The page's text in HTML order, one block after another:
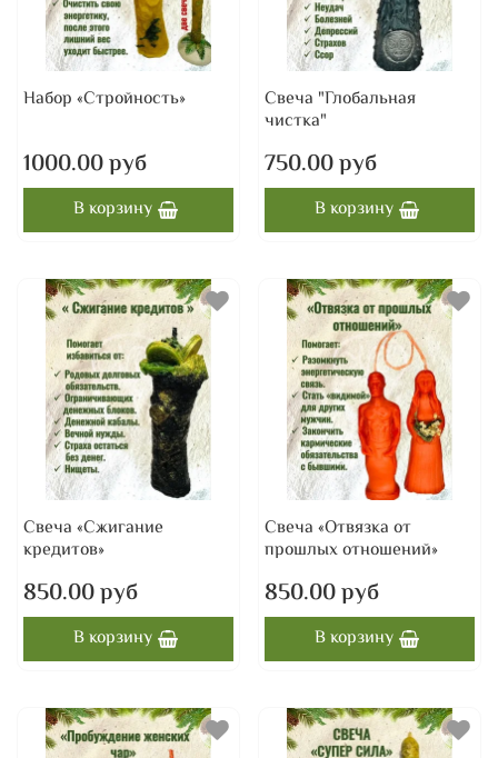
Набор «Стройность»
1000.00 руб
В корзину
Свеча "Глобальная
чистка"
750.00 руб
В корзину
Свеча «Сжигание
кредитов»
850.00 руб
В корзину
Свеча «Отвязка от
прошлых отношений»
850.00 руб
В корзину